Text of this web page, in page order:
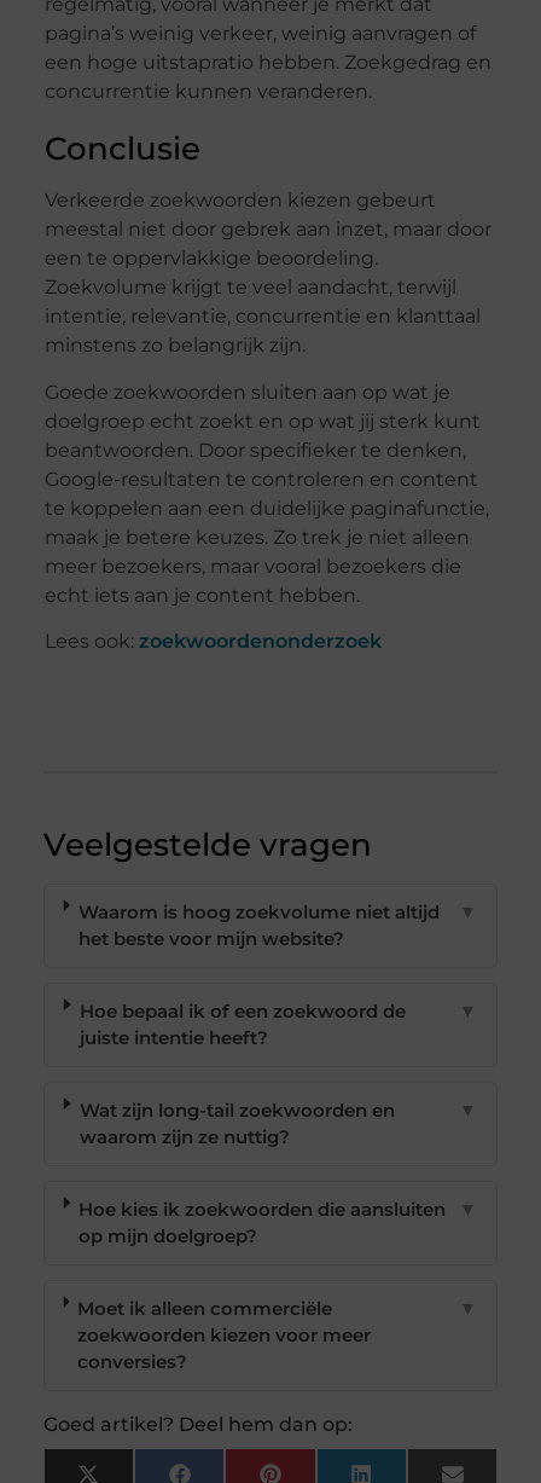
pagina’s weinig verkeer, weinig aanvragen of
een hoge uitstapratio hebben. Zoekgedrag en
concurrentie kunnen veranderen.
Conclusie
Verkeerde zoekwoorden kiezen gebeurt
meestal niet door gebrek aan inzet, maar door
een te oppervlakkige beoordeling.
Zoekvolume krijgt te veel aandacht, terwijl
intentie, relevantie, concurrentie en klanttaal
minstens zo belangrijk zijn.
Goede zoekwoorden sluiten aan op wat je
doelgroep echt zoekt en op wat jij sterk kunt
beantwoorden. Door specifieker te denken,
Google-resultaten te controleren en content
te koppelen aan een duidelijke paginafunctie,
maak je betere keuzes. Zo trek je niet alleen
meer bezoekers, maar vooral bezoekers die
echt iets aan je content hebben.
Lees ook: zoekwoordenonderzoek
Veelgestelde vragen
Waarom is hoog zoekvolume niet altijd
het beste voor mijn website?
▼
Hoe bepaal ik of een zoekwoord de
juiste intentie heeft?
▼
Wat zijn long-tail zoekwoorden en
waarom zijn ze nuttig?
▼
Hoe kies ik zoekwoorden die aansluiten
op mijn doelgroep?
▼
Moet ik alleen commerciële
zoekwoorden kiezen voor meer
conversies?
▼
Goed artikel? Deel hem dan op: